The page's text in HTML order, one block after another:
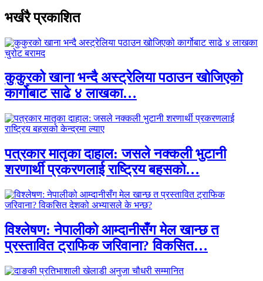
भर्खरै प्रकाशित
कुकुरको खाना भन्दै अस्ट्रेलिया पठाउन खोजिएको
कार्गोबाट साढे ४ लाखका…
पत्रकार मातृका दाहाल: जसले नक्कली भुटानी
शरणार्थी प्रकरणलाई राष्ट्रिय बहसको…
विश्लेषण: नेपालीको आम्दानीसँग मेल खान्छ त
प्रस्तावित ट्राफिक जरिवाना? विकसित…